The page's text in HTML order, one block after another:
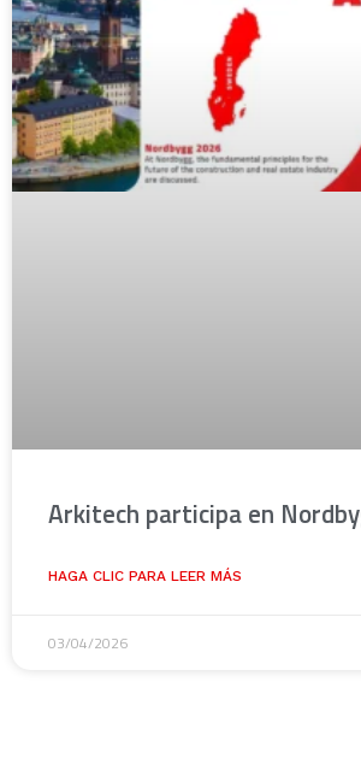
Arkitech participa en
HAGA CLIC PARA LEER MÁS
03/04/2026